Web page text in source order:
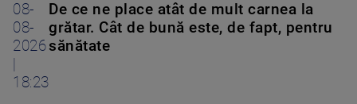
08-
08-
2026
18:23
De ce ne place atât de mult carnea la
grătar. Cât de bună este, de fapt, pentru
sănătate